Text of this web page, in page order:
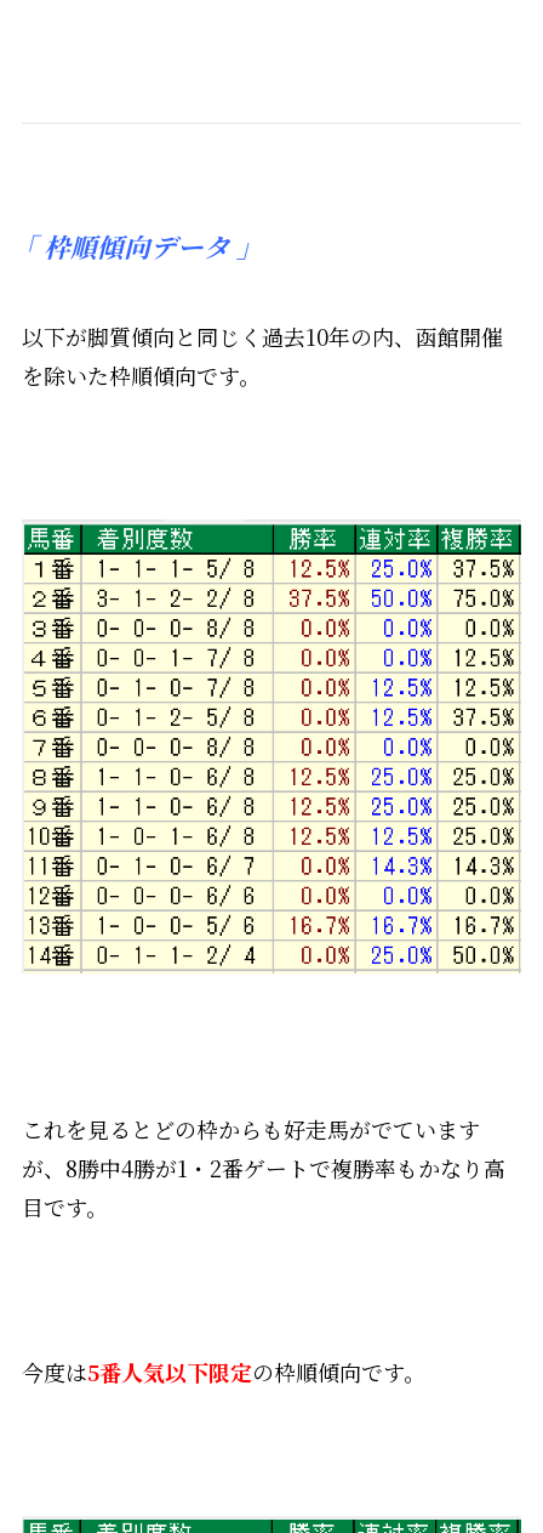
「枠順傾向データ 」
以下が脚質傾向と同じく過去10年の内、函館開催
を除いた枠順傾向です。
これを見るとどの枠からも好走馬がでています
が、8勝中4勝が1・2番ゲートで複勝率もかなり高
目です。
今度は5番人気以下限定の枠順傾向です。